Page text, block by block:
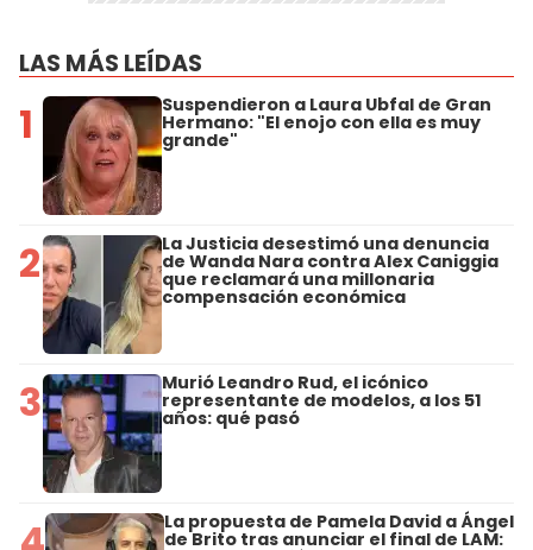
LAS MÁS LEÍDAS
1 Suspendieron a Laura Ubfal de Gran
Hermano: "El enojo con ella es muy
grande"
2 La Justicia desestimó una denuncia
de Wanda Nara contra Alex Caniggia
que reclamará una millonaria
compensación económica
3 Murió Leandro Rud, el icónico
representante de modelos, a los 51
años: qué pasó
La propuesta de Pamela David a Ángel
de Brito tras anunciar el final de LAM: